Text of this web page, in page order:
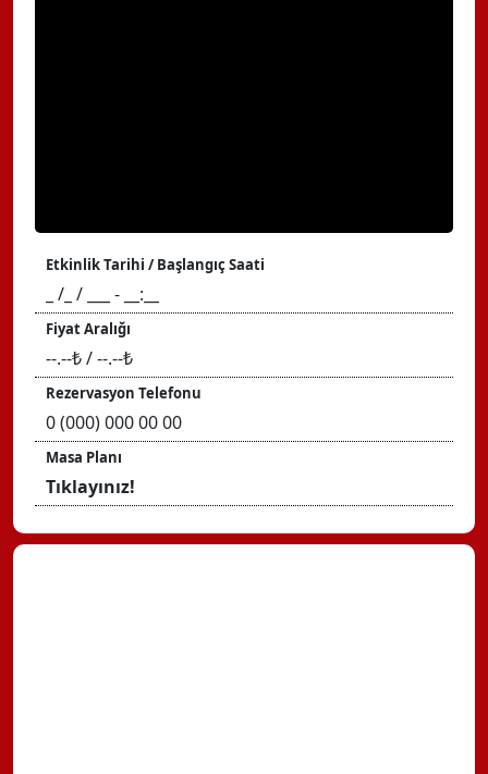
Etkinlik Tarihi / Başlangıç Saati
_ /_ / ___ - __:__
Fiyat Aralığı
--.--₺ / --.--₺
Rezervasyon Telefonu
0 (000) 000 00 00
Masa Planı
Tıklayınız!